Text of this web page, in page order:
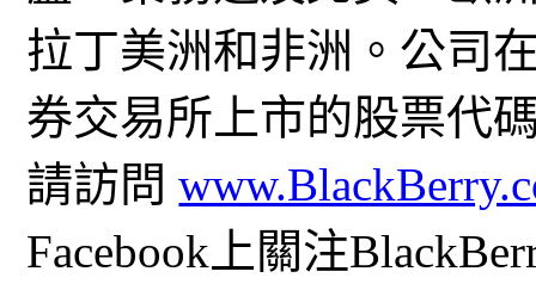
拉丁美洲和非洲。公司
券交易所上市的股票代
請訪問
Facebook上關注